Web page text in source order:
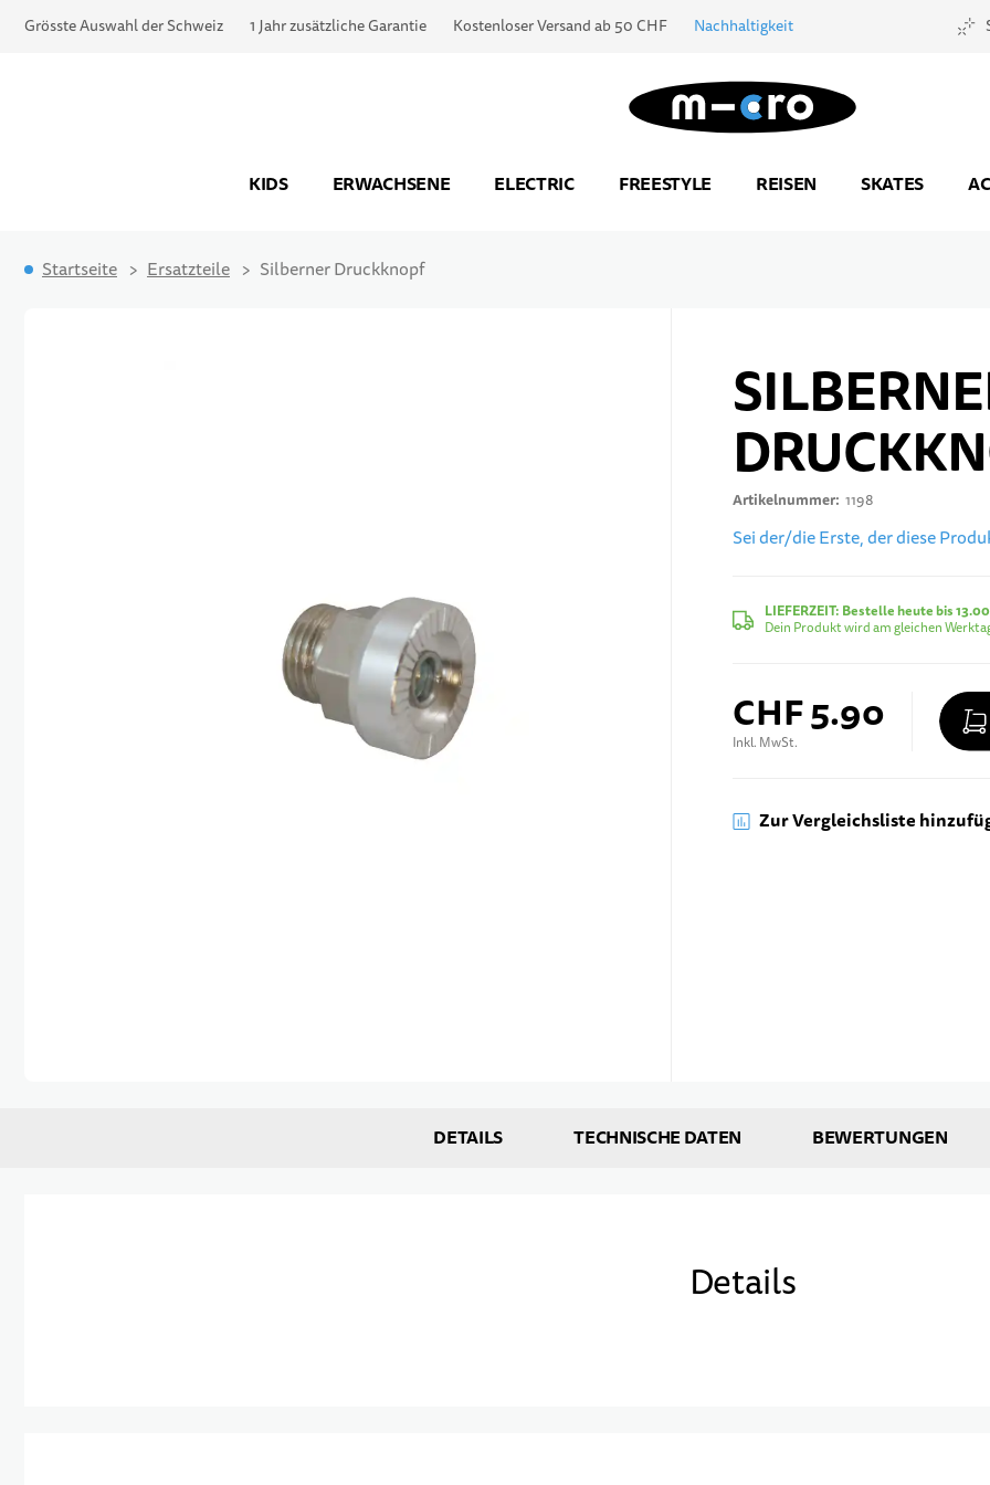
Grösste Auswahl der Schweiz 1 Jahr zusätzliche Garantie Kostenloser Versand ab 50 CHF Nachhaltigkeit
Zur Startseite
KIDS ERWACHSENE ELECTRIC FREESTYLE REISEN SKATES
Startseite Ersatzteile Silberner Druckknopf
Artikelnummer 1198
Sei der/die Erste, der diese
LIEFERZEIT: Bestelle heute bis
Dein Produkt wird am gleichen
CHF 5.90
Inkl. MwSt.
Zur Vergleichsliste
DETAILS TECHNISCHE DATEN BEWERTUNGEN
Details